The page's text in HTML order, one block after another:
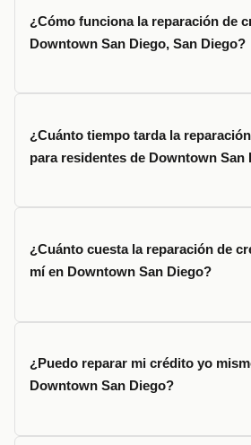
¿Cómo funciona la reparación de
Downtown San Diego, San Diego?
¿Cuánto tiempo tarda la
para residentes de Downtown San
¿Cuánto cuesta la reparación de
mí en Downtown San Diego?
¿Puedo reparar mi crédito yo
Downtown San Diego?